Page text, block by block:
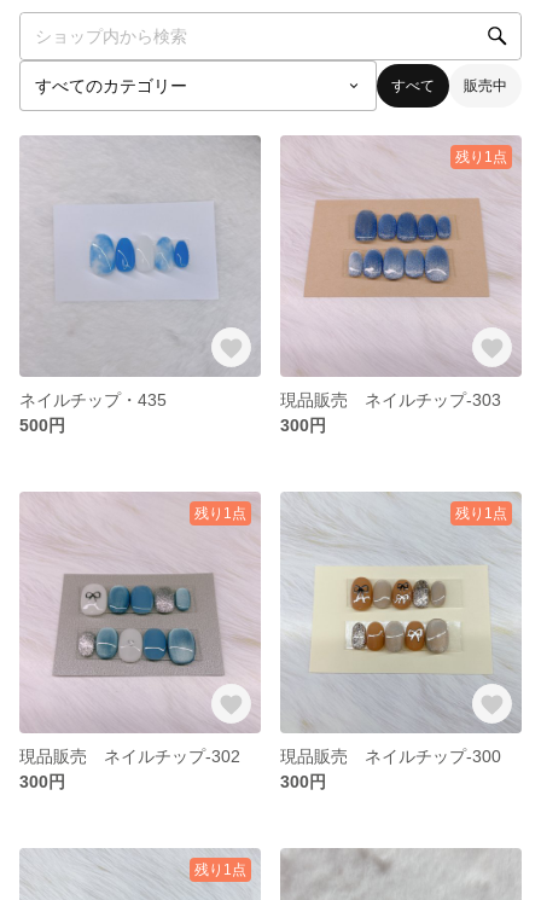
すべて 販売中
ネイルチップ・435
500円
残り1点
現品販売 ネイルチップ-303
300円
残り1点
現品販売 ネイルチップ-302
300円
残り1点
現品販売 ネイルチップ-300
300円
残り1点